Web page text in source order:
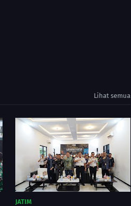
Lihat semua
JATIM